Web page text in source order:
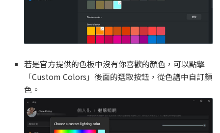
若是官方提供的色板中沒有你喜歡的顏色，可以點擊
「Custom Colors」後面的選取按鈕，從色譜中自訂顏
色。